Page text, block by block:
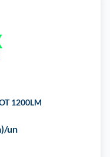
1200LM
/un